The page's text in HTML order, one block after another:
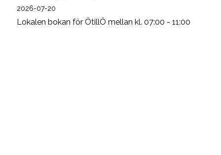
2026-07-20
Lokalen bokan för ÖtillÖ mellan kl. 07:00 - 11:00